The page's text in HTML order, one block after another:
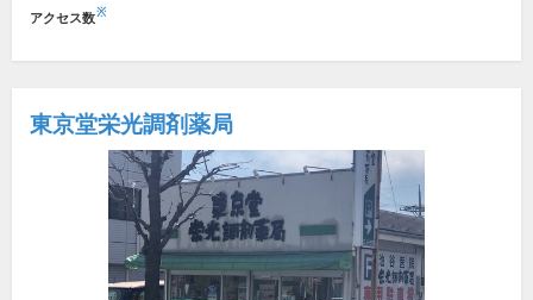
アクセス数※
東京堂栄光調剤薬局